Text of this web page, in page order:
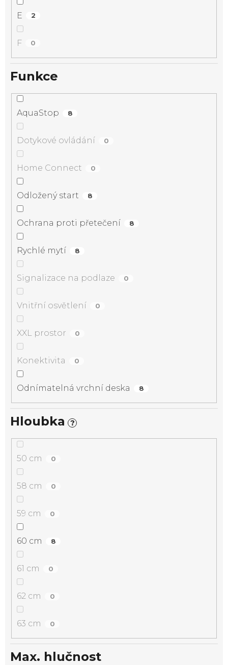
E 2
F 0
Funkce
AquaStop 8
Dotykové ovládání 0
Home Connect 0
Odložený start 8
Ochrana proti přetečení 8
Rychlé mytí 8
Signalizace na podlaze 0
Vnitřní osvětlení 0
XXL prostor 0
Konektivita 0
Odnímatelná vrchní deska 8
Hloubka ?
50 cm 0
58 cm 0
59 cm 0
60 cm 8
61 cm 0
62 cm 0
63 cm 0
Max. hlučnost